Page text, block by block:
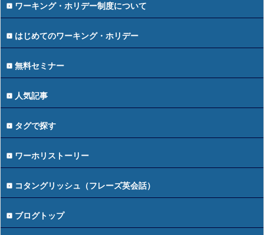
ワーキング・ホリデー制度について
はじめてのワーキング・ホリデー
無料セミナー
人気記事
タグで探す
ワーホリストーリー
コタングリッシュ（フレーズ英会話）
ブログトップ